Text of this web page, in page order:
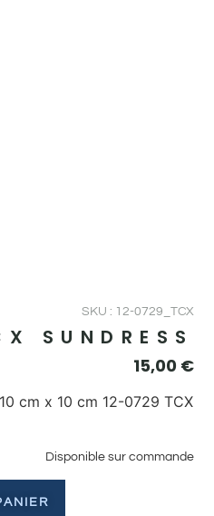
SKU : 12-0729_TCX
SUNDRESS
15,00 €
cm x 10 cm 12-0729 TCX
Disponible sur commande